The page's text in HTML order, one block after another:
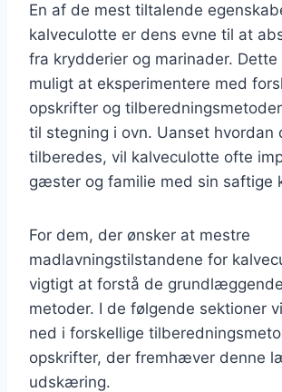
En af de mest tiltalende
kalveculotte er dens evne til at
fra krydderier og marinader.
muligt at eksperimentere med
opskrifter og
til stegning i ovn. Uanset hvordan
tilberedes, vil kalveculotte ofte
gæster og familie med sin saftige
For dem, der ønsker at mestre
madlavningstilstandene for
vigtigt at forstå de
metoder. I de følgende sektioner
ned i forskellige
opskrifter, der fremhæver denne
udskæring.